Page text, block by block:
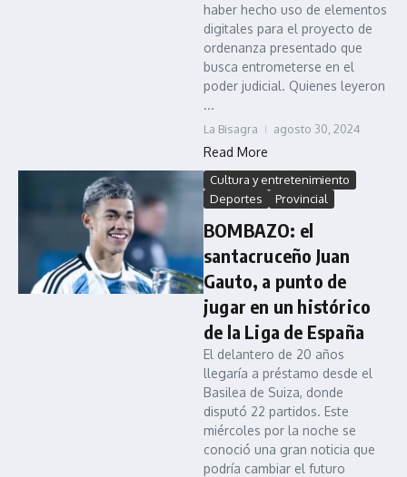
haber hecho uso de elementos
digitales para el proyecto de
ordenanza presentado que
busca entrometerse en el
poder judicial. Quienes leyeron
...
La Bisagra agosto 30, 2024
Read More
Cultura y entretenimiento
Deportes
Provincial
BOMBAZO: el
santacruceño Juan
Gauto, a punto de
jugar en un histórico
de la Liga de España
El delantero de 20 años
llegaría a préstamo desde el
Basilea de Suiza, donde
disputó 22 partidos. Este
miércoles por la noche se
conoció una gran noticia que
podría cambiar el futuro